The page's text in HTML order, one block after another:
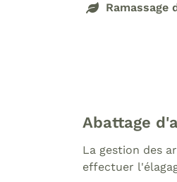
Ramassage
Abattage
La gestion des
effectuer